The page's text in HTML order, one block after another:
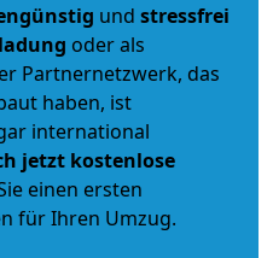
und stressfrei
oder als
Partnernetzwerk, das
haben, ist
international
jetzt kostenlose
einen ersten
für Ihren Umzug.